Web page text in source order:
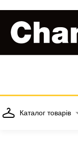
Каталог товарів